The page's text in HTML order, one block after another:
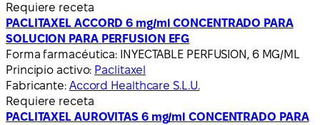
Requiere receta
PACLITAXEL ACCORD 6 mg/ml CONCENTRADO PARA
SOLUCION PARA PERFUSION EFG
Forma farmacéutica: INYECTABLE PERFUSION, 6 MG/ML
Principio activo: Paclitaxel
Fabricante: Accord Healthcare S.L.U.
Requiere receta
PACLITAXEL AUROVITAS 6 mg/ml CONCENTRADO PARA